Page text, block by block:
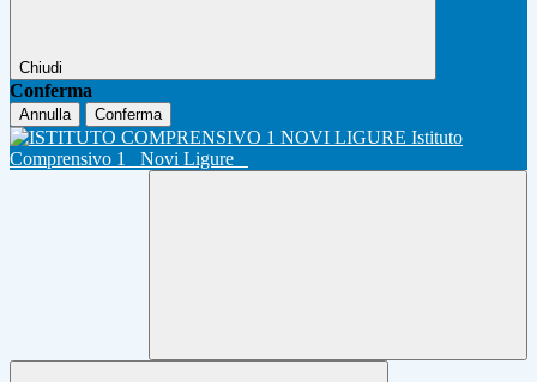
Chiudi
Conferma
Annulla Conferma
Istituto
Comprensivo 1
Novi Ligure